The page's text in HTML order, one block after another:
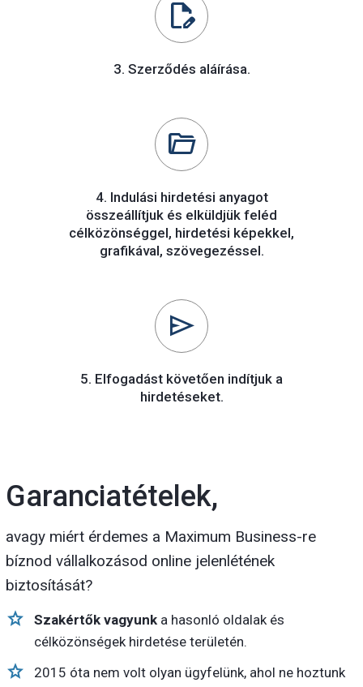
edit_document
3. Szerződés aláírása.
folder_open
4. Indulási hirdetési anyagot
összeállítjuk és elküldjük feléd
célközönséggel, hirdetési képekkel,
grafikával, szövegezéssel.
send
5. Elfogadást követően indítjuk a
hirdetéseket.
Garanciatételek,
avagy miért érdemes a Maximum Business-re
bíznod vállalkozásod online jelenlétének
biztosítását?
Szakértők vagyunk a hasonló oldalak és
célközönségek hirdetése területén.
2015 óta nem volt olyan ügyfelünk, ahol ne hoztunk